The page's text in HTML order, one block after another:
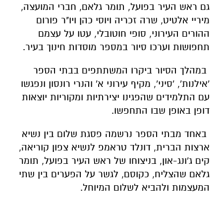
גם ראש העיר בפועל, תומר גלאם, חברי המועצה,
מיריי אלטיט, שרה זכריה ויוסי כהן ויו"ר פורום
ההורים העירוני, סופי חוטובלי, עטו על עצמם
תחפושות וערכו סיור במספר מוסדות חינוך בעיר.
במהלך הסיור ביקרו המשתתפים בבתי הספר
'אילנות', 'סיני', מקיף עירוני א' והנרי רונסון ונפגשו
עם התלמידים שהפגינו יצירתיות ומקוריות יוצאות
דופן באופן שבו התחפשו.
באחד מבתי הספר נרשמה פסגת שלום בין נשיא
ארצות הברית, דונלד טראמפ לנשיא צפון קוריאה,
קים ג'ונג-און, בניצוחו של ראש העיר בפועל, תומר
גלאם שהצליח, כקוסם, לגשר על הפערים בין שתי
המעצמות ולהביא לשלום המיוחל.